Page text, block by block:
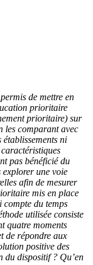
de mettre en
prioritaire
prioritaire) sur
les comparant avec
établissements ni
caractéristiques
pas bénéficié du
une voie
afin de mesurer
mis en place
compte du temps
utilisée consiste
quatre moments
de répondre aux
positive des
du dispositif ? Qu’en